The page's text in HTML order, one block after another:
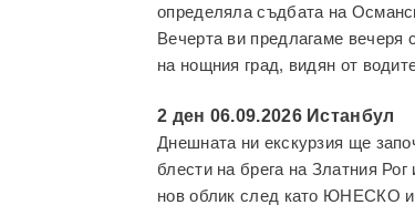
определяла съдбата на
Вечерта ви предлагаме вечеря
на нощния град, видян от
2 ден 06.09.2026 Истанбул
Днешната ни екскурзия ще
блести на брега на Златния
нов облик след като ЮНЕСКО